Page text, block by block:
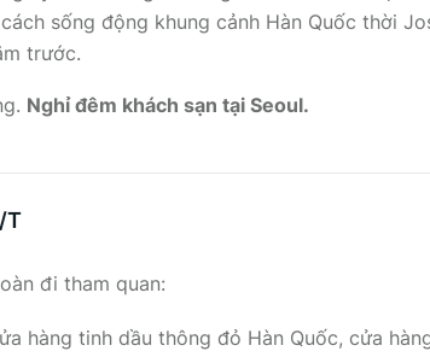
sống động khung cảnh Hàn Quốc thời
trước.
Nghỉ đêm khách sạn tại Seoul.
T
đi tham quan:
hàng tinh dầu thông đỏ Hàn Quốc, cửa